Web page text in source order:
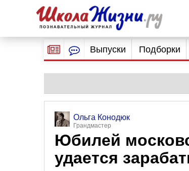
Выпуски Подборки
Ольга Конодюк
Грандмастер
Юбилей
удается